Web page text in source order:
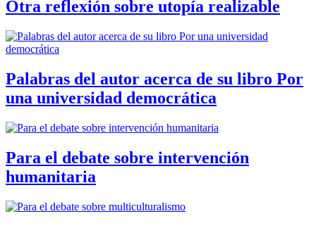
Otra reflexión sobre utopía realizable
Palabras del autor acerca de su libro Por
una universidad democrática
Para el debate sobre intervención
humanitaria